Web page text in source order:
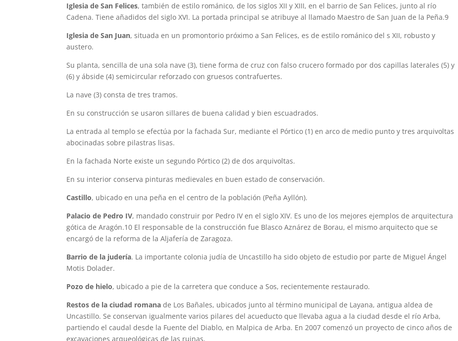
Iglesia de San Felices, también de estilo románico, de los siglos XII y XIII, en el barrio de San Felices, junto al río
Cadena. Tiene añadidos del siglo XVI. La portada principal se atribuye al llamado Maestro de San Juan de la Peña.9
Iglesia de San Juan, situada en un promontorio próximo a San Felices, es de estilo románico del s XII, robusto y
austero.
Su planta, sencilla de una sola nave (3), tiene forma de cruz con falso crucero formado por dos capillas laterales (5) y
(6) y ábside (4) semicircular reforzado con gruesos contrafuertes.
La nave (3) consta de tres tramos.
En su construcción se usaron sillares de buena calidad y bien escuadrados.
La entrada al templo se efectúa por la fachada Sur, mediante el Pórtico (1) en arco de medio punto y tres arquivoltas
abocinadas sobre pilastras lisas.
En la fachada Norte existe un segundo Pórtico (2) de dos arquivoltas.
En su interior conserva pinturas medievales en buen estado de conservación.
Castillo, ubicado en una peña en el centro de la población (Peña Ayllón).
Palacio de Pedro IV, mandado construir por Pedro IV en el siglo XIV. Es uno de los mejores ejemplos de arquitectura
gótica de Aragón.10 El responsable de la construcción fue Blasco Aznárez de Borau, el mismo arquitecto que se
encargó de la reforma de la Aljafería de Zaragoza.
Barrio de la judería. La importante colonia judía de Uncastillo ha sido objeto de estudio por parte de Miguel Ángel
Motis Dolader.
Pozo de hielo, ubicado a pie de la carretera que conduce a Sos, recientemente restaurado.
Restos de la ciudad romana de Los Bañales, ubicados junto al término municipal de Layana, antigua aldea de
Uncastillo. Se conservan igualmente varios pilares del acueducto que llevaba agua a la ciudad desde el río Arba,
partiendo el caudal desde la Fuente del Diablo, en Malpica de Arba. En 2007 comenzó un proyecto de cinco años de
excavaciones arqueológicas de las ruinas.